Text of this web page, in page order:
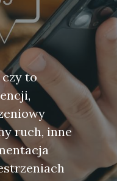
czy to
ruch, inne